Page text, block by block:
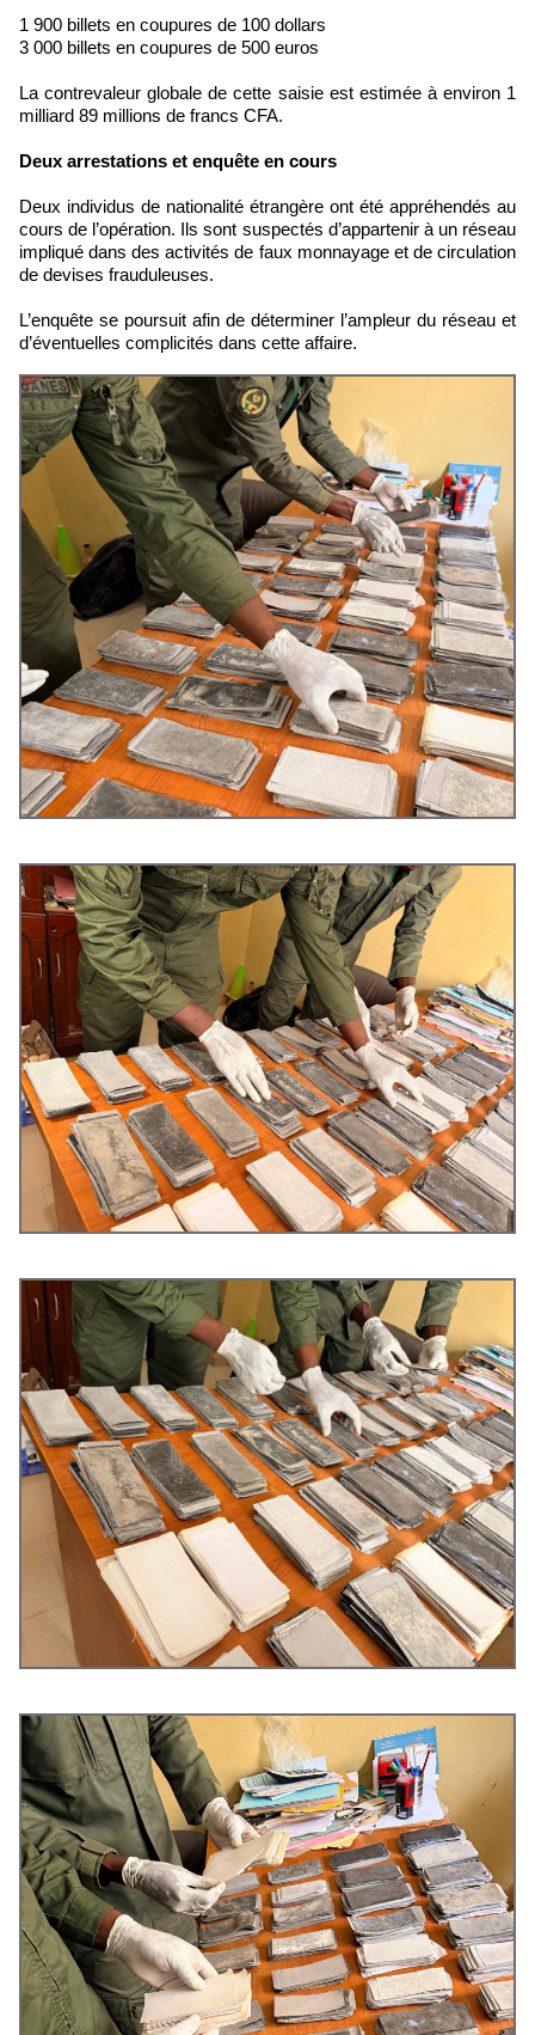
1 900 billets en coupures de 100 dollars
3 000 billets en coupures de 500 euros
La contrevaleur globale de cette saisie est estimée à environ 1
milliard 89 millions de francs CFA.
Deux arrestations et enquête en cours
Deux individus de nationalité étrangère ont été appréhendés au
cours de l’opération. Ils sont suspectés d’appartenir à un réseau
impliqué dans des activités de faux monnayage et de circulation
de devises frauduleuses.
L’enquête se poursuit afin de déterminer l’ampleur du réseau et
d’éventuelles complicités dans cette affaire.